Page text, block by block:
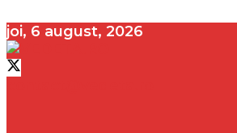
joi, 6 august, 2026